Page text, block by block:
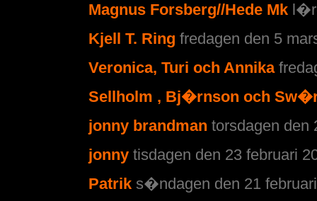
Magnus Forsberg//Hede Mk
Kjell T. Ring fredagen den 5
Veronica, Turi och Annika
Sellholm , Bj�rnson och
jonny brandman torsdagen den
jonny tisdagen den 23 februari
Patrik s�ndagen den 21